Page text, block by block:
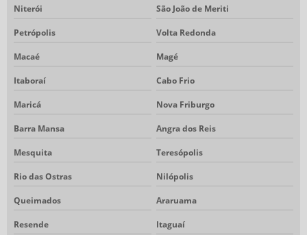
PASTA ZIP ZAP PREÇO
PORTA CRACHÁ PVC
PORTA CRACHÁ PVC CRISTAL
PORTA CRACHÁ PVC TRANSPARENTE
SACOLA DE PVC
SACOLAS PVC PERSONALIZADAS
SACOLINHA DE TNT
SACOLINHAS DE TNT PREÇO
Niterói São João de Meriti
Petrópolis Volta Redonda
Macaé Magé
Itaboraí Cabo Frio
Maricá Nova Friburgo
Barra Mansa Angra dos Reis
Mesquita Teresópolis
Rio das Ostras Nilópolis
Queimados Araruama
Resende Itaguaí